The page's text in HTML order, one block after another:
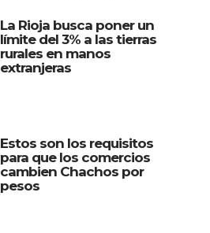
La Rioja busca poner un
límite del 3% a las tierras
rurales en manos
extranjeras
Estos son los requisitos
para que los comercios
cambien Chachos por
pesos